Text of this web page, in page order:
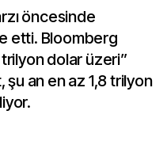
öncesinde
etti. Bloomberg
trilyon dolar üzeri”
an en az 1,8 trilyon